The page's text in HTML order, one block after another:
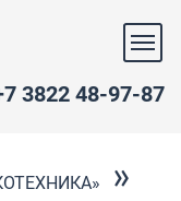
3822 48-97-87
»